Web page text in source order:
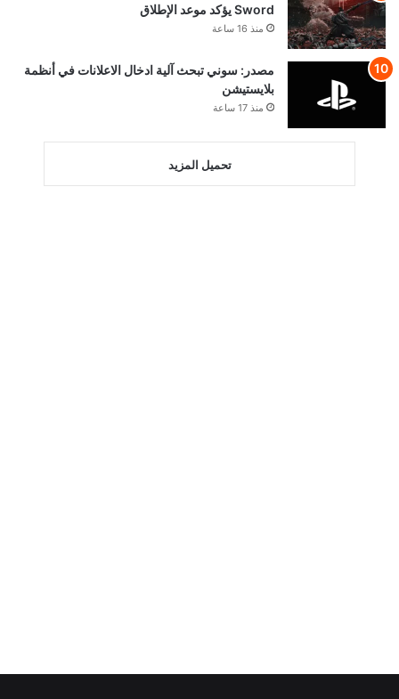
Sword يؤكد موعد الإطلاق
منذ 16 ساعة
مصدر: سوني تبحث آلية ادخال الاعلانات في أنظمة
بلايستيشن
منذ 17 ساعة
تحميل المزيد